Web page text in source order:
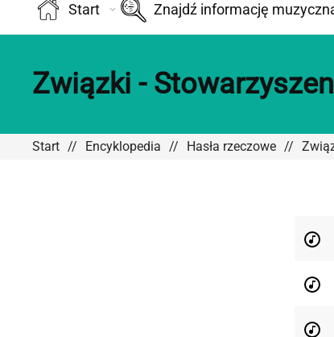
Start Znajdź informację
Związki -
Start Encyklopedia Hasła rzeczowe